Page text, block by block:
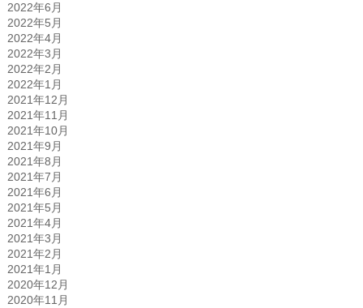
2022年6月
2022年5月
2022年4月
2022年3月
2022年2月
2022年1月
2021年12月
2021年11月
2021年10月
2021年9月
2021年8月
2021年7月
2021年6月
2021年5月
2021年4月
2021年3月
2021年2月
2021年1月
2020年12月
2020年11月